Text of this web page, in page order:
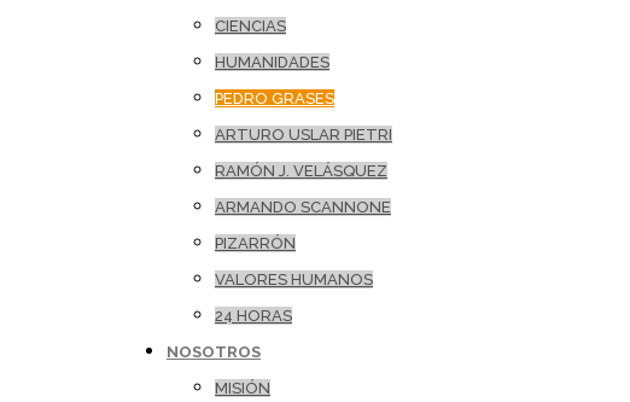
CIENCIAS
HUMANIDADES
PEDRO GRASES
ARTURO USLAR PIETRI
RAMÓN J. VELÁSQUEZ
ARMANDO SCANNONE
PIZARRÓN
VALORES HUMANOS
24 HORAS
NOSOTROS
MISIÓN